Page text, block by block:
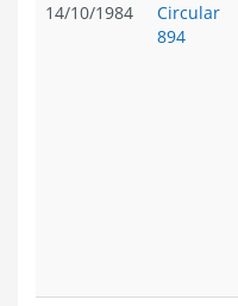
14/10/1984
Circular
894